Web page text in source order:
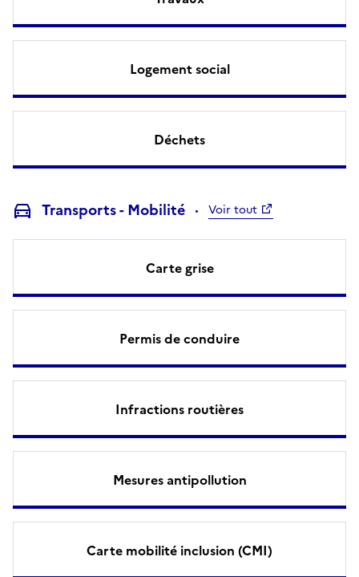
Logement social
Déchets
Transports - Mobilité Voir tout
Carte grise
Permis de conduire
Infractions routières
Mesures antipollution
Carte mobilité inclusion (CMI)